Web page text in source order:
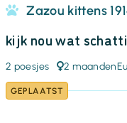
Zazou kittens
kijk nou wat
2 poesjes 2 maanden
GEPLAATST